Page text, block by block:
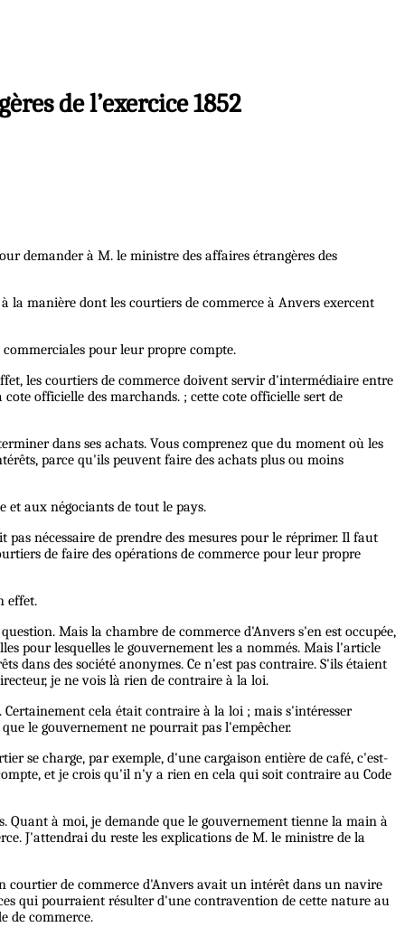
de l’exercice 1852
demander à M. le ministre des affaires étrangères des
la manière dont les courtiers de commerce à Anvers exercent
pour leur propre compte.
les courtiers de commerce doivent servir d'intermédiaire entre
officielle des marchands. ; cette cote officielle sert de
dans ses achats. Vous comprenez que du moment où les
parce qu'ils peuvent faire des achats plus ou moins
et aux négociants de tout le pays.
nécessaire de prendre des mesures pour le réprimer. Il faut
de faire des opérations de commerce pour leur propre
effet.
Mais la chambre de commerce d'Anvers s'en est occupée,
pour lesquelles le gouvernement les a nommés. Mais l'article
dans des société anonymes. Ce n'est pas contraire. S'ils étaient
je ne vois là rien de contraire à la loi.
cela était contraire à la loi ; mais s'intéresser
le gouvernement ne pourrait pas l'empêcher.
se charge, par exemple, d'une cargaison entière de café, c'est-
et je crois qu'il n'y a rien en cela qui soit contraire au Code
Quant à moi, je demande que le gouvernement tienne la main à
J'attendrai du reste les explications de M. le ministre de la
courtier de commerce d'Anvers avait un intérêt dans un navire
qui pourraient résulter d'une contravention de cette nature au
de commerce.